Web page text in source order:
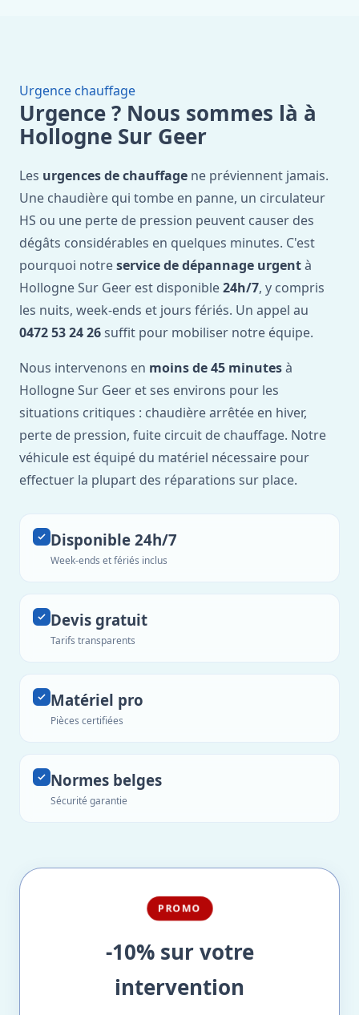
Urgence chauffage
Urgence ? Nous sommes là à
Hollogne Sur Geer
Les urgences de chauffage ne préviennent jamais.
Une chaudière qui tombe en panne, un circulateur
HS ou une perte de pression peuvent causer des
dégâts considérables en quelques minutes. C'est
pourquoi notreservice de dépannage urgentà
Hollogne Sur Geer est disponible24h/7, y compris
les nuits, week-ends et jours fériés. Un appel au
0472 53 24 26 suffit pour mobiliser notre équipe.
Nous intervenons en moins de 45 minutesà
Hollogne Sur Geer et ses environs pour les
situations critiques : chaudière arrêtée en hiver,
perte de pression, fuite circuit de chauffage. Notre
véhicule est équipé du matériel nécessaire pour
effectuer la plupart des réparations sur place.
Disponible 24h/7
Week-ends et fériés inclus
Devis gratuit
Tarifs transparents
Matériel pro
Pièces certifiées
Normes belges
Sécurité garantie
PROMO
-10% sur votre
intervention